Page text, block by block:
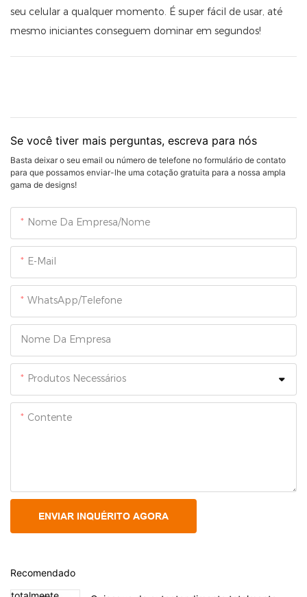
seu celular a qualquer momento. É super fácil de usar, até
mesmo iniciantes conseguem dominar em segundos!
Se você tiver mais perguntas, escreva para nós
Basta deixar o seu email ou número de telefone no formulário de contato
para que possamos enviar-lhe uma cotação gratuita para a nossa ampla
gama de designs!
Nome Da Empresa/Nome
E-Mail
WhatsApp/Telefone
Nome Da Empresa
Produtos Necessários
Contente
ENVIAR INQUÉRITO AGORA
Recomendado